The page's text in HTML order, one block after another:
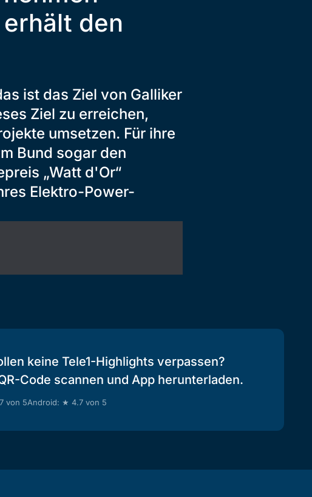
den
ist das Ziel von Galliker
Ziel zu erreichen,
umsetzen. Für ihre
Bund sogar den
„Watt d'Or“
Elektro-Power-
keine Tele1-Highlights verpassen?
Code scannen und App herunterladen.
von 5Android: ★ 4.7 von 5